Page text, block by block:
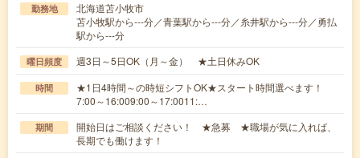
勤務地
北海道苫小牧市
苫小牧駅から---分／青葉駅から---分／糸井駅から---分／勇払
駅から---分
曜日頻度 週3日～5日OK（月～金） ★土日休みOK
時間
★1日4時間～の時短シフトOK★スタート時間選べます！
7:00～16:009:00～17:0011:…
期間
開始日はご相談ください！ ★急募 ★職場が気に入れば、
長期でも働けます！